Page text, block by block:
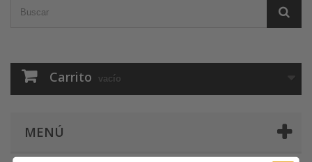
Carrito vacío
MENÚ